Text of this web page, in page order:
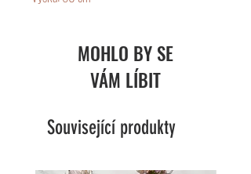
MOHLO BY SE
VÁM LÍBIT
Související produkty